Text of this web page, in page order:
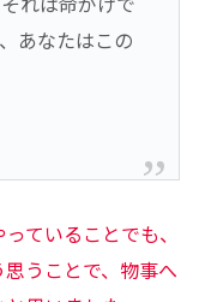
あなたはこの
ていることでも、
うことで、物事へ